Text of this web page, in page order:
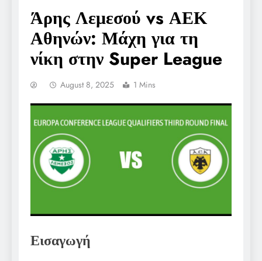
Άρης Λεμεσού vs ΑΕΚ
Αθηνών: Μάχη για τη
νίκη στην Super League
August 8, 2025 1 Mins
Εισαγωγή